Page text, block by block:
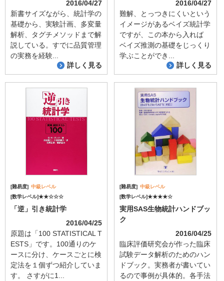
2016/04/27
新書サイズながら、統計学の
基礎から、実験計画、多変量
解析、タグチメソッドまで解
説している。すでに品質管理
の実務を経験...
詳しく見る
2016/04/27
難解、とっつきにくいという
イメージがあるベイズ統計学
ですが、この本から入れば
ベイズ推測の基礎をじっくり
学ぶことができ...
詳しく見る
[難易度] 中級レベル
[数学レベル]★★☆☆☆
「逆」引き統計学
2016/04/25
原題は「100 STATISTICAL T
ESTS」です。100通りのケ
ースに分け、ケースごとに検
定法を１個ずつ紹介していま
す。 さすがに1...
[難易度] 中級レベル
[数学レベル]★★★★☆
実用SAS生物統計ハンドブッ
ク
2016/04/25
臨床評価研究会が作った臨床
試験データ解析のためのハン
ドブック。実務者が書いてい
るので事例が具体的。各手法